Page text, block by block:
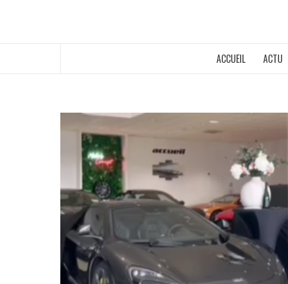
ACCUEIL ACTU